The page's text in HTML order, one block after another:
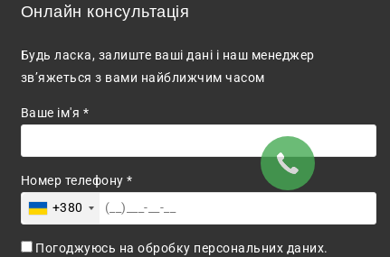
Онлайн консультація
Будь ласка, залиште ваші дані і наш менеджер
зв’яжеться з вами найближчим часом
Ваше ім'я *
Номер телефону *
+380
Погоджуюсь на обробку персональних даних.